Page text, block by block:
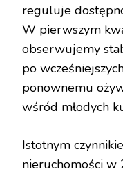
reguluje
W pierwszym
obserwujemy
po
ponownemu
wśród młodych
Istotnym
nieruchomości w